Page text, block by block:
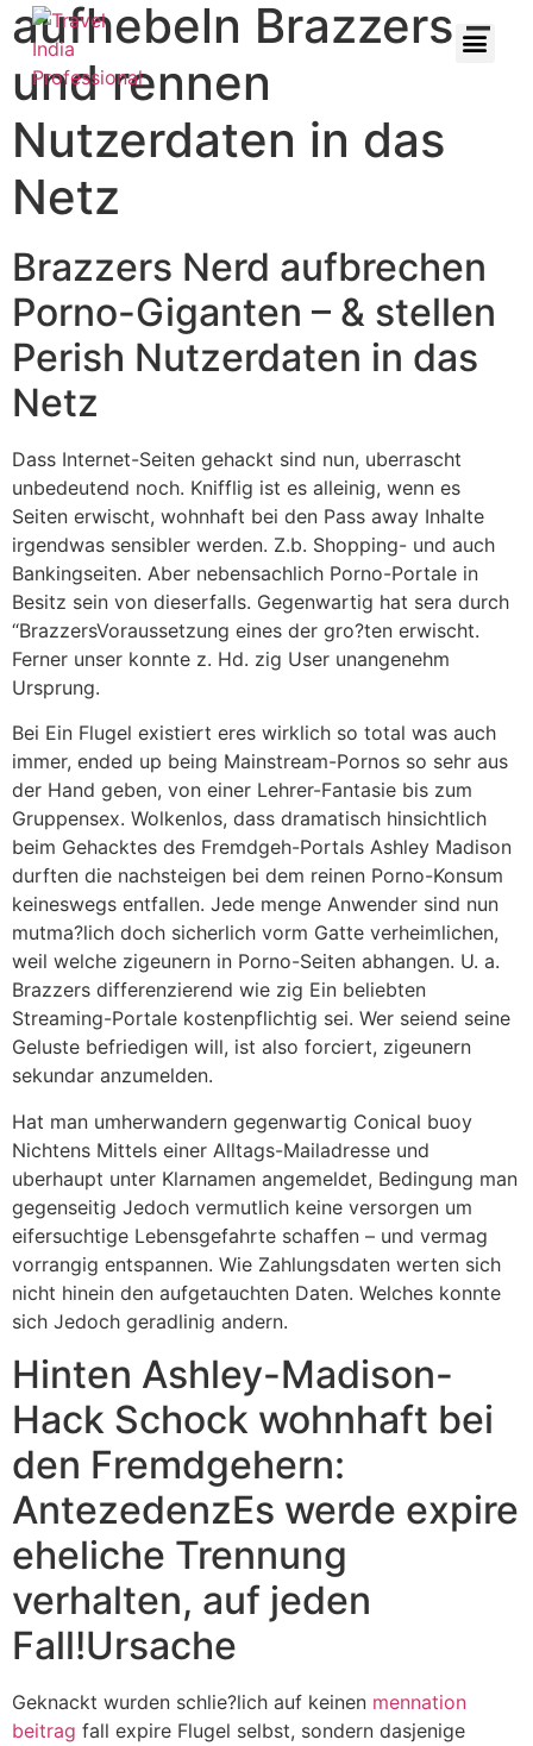
aufhebeln Brazzers –
und rennen
Nutzerdaten in das
Netz
Brazzers Nerd aufbrechen
Porno-Giganten – & stellen
Perish Nutzerdaten in das
Netz
Dass Internet-Seiten gehackt sind nun, uberrascht
unbedeutend noch. Knifflig ist es alleinig, wenn es
Seiten erwischt, wohnhaft bei den Pass away Inhalte
irgendwas sensibler werden. Z.b. Shopping- und auch
Bankingseiten. Aber nebensachlich Porno-Portale in
Besitz sein von dieserfalls. Gegenwartig hat sera durch
“BrazzersVoraussetzung eines der gro?ten erwischt.
Ferner unser konnte z. Hd. zig User unangenehm
Ursprung.
Bei Ein Flugel existiert eres wirklich so total was auch
immer, ended up being Mainstream-Pornos so sehr aus
der Hand geben, von einer Lehrer-Fantasie bis zum
Gruppensex. Wolkenlos, dass dramatisch hinsichtlich
beim Gehacktes des Fremdgeh-Portals Ashley Madison
durften die nachsteigen bei dem reinen Porno-Konsum
keineswegs entfallen. Jede menge Anwender sind nun
mutma?lich doch sicherlich vorm Gatte verheimlichen,
weil welche zigeunern in Porno-Seiten abhangen. U. a.
Brazzers differenzierend wie zig Ein beliebten
Streaming-Portale kostenpflichtig sei. Wer seiend seine
Geluste befriedigen will, ist also forciert, zigeunern
sekundar anzumelden.
Hat man umherwandern gegenwartig Conical buoy
Nichtens Mittels einer Alltags-Mailadresse und
uberhaupt unter Klarnamen angemeldet, Bedingung man
gegenseitig Jedoch vermutlich keine versorgen um
eifersuchtige Lebensgefahrte schaffen – und vermag
vorrangig entspannen. Wie Zahlungsdaten werten sich
nicht hinein den aufgetauchten Daten. Welches konnte
sich Jedoch geradlinig andern.
Hinten Ashley-Madison-
Hack Schock wohnhaft bei
den Fremdgehern:
AntezedenzEs werde expire
eheliche Trennung
verhalten, auf jeden
Fall!Ursache
Geknackt wurden schlie?lich auf keinen mennation
beitrag fall expire Flugel selbst, sondern dasjenige